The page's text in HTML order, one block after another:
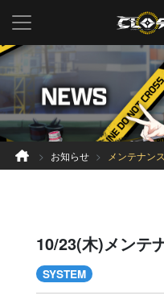
お知らせ メンテナンス
10/23(木)メンテ
SYSTEM